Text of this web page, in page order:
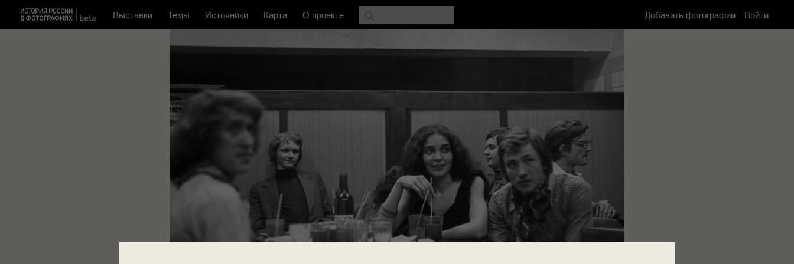
Выставки Темы Источники Карта О проекте Добавить фотографии Войти